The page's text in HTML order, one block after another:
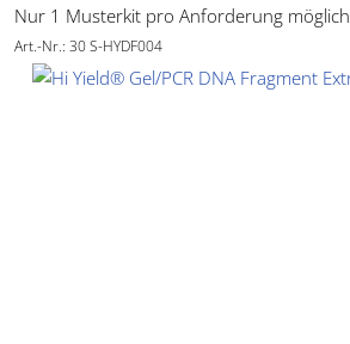
Nur 1 Musterkit pro Anforderung möglich
Art.-Nr.: 30 S-HYDF004